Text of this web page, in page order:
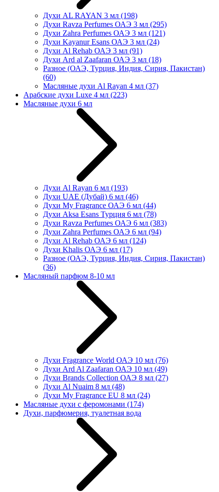
Духи AL RAYAN 3 мл (198)
Духи Ravza Perfumes ОАЭ 3 мл (295)
Духи Zahra Perfumes ОАЭ 3 мл (121)
Духи Kayanur Esans ОАЭ 3 мл (24)
Духи Al Rehab ОАЭ 3 мл (91)
Духи Ard al Zaafaran ОАЭ 3 мл (18)
Разное (ОАЭ, Турция, Индия, Сирия, Пакистан)
(60)
Масляные духи Al Rayan 4 мл (37)
Арабские духи Luxe 4 мл (223)
Масляные духи 6 мл
Духи Al Rayan 6 мл (193)
Духи UAE (Дубай) 6 мл (46)
Духи My Fragrance ОАЭ 6 мл (44)
Духи Aksa Esans Турция 6 мл (78)
Духи Ravza Perfumes ОАЭ 6 мл (383)
Духи Zahra Perfumes ОАЭ 6 мл (94)
Духи Al Rehab ОАЭ 6 мл (124)
Духи Khalis ОАЭ 6 мл (17)
Разное (ОАЭ, Турция, Индия, Сирия, Пакистан)
(36)
Масляный парфюм 8-10 мл
Духи Fragrance World ОАЭ 10 мл (76)
Духи Ard Al Zaafaran ОАЭ 10 мл (49)
Духи Brands Collection ОАЭ 8 мл (27)
Духи Al Nuaim 8 мл (48)
Духи My Fragrance EU 8 мл (24)
Масляные духи с феромонами (174)
Духи, парфюмерия, туалетная вода